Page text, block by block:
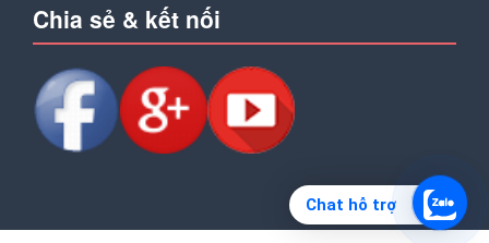
Chia sẻ & kết nối
Chat hỗ trợ